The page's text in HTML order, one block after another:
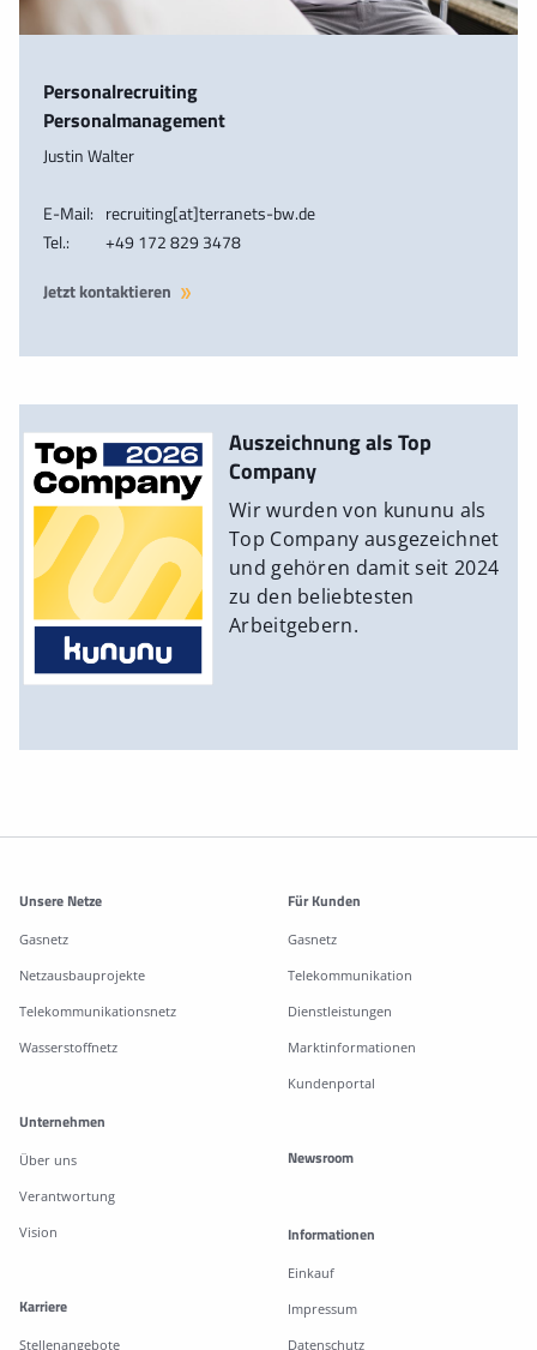
Personalrecruiting
Personalmanagement
Justin Walter
E-Mail: recruiting[at]terranets-bw.de
Tel.:
+49 172 829 3478
Jetzt kontaktieren
Auszeichnung als Top
Company
Wir wurden von kununu als
Top Company ausgezeichnet
und gehören damit seit 2024
zu den beliebtesten
Arbeitgebern.
Weitere Informationen
Unsere Netze
Gasnetz
Netzausbauprojekte
Telekommunikationsnetz
Wasserstoffnetz
Für Kunden
Gasnetz
Telekommunikation
Dienstleistungen
Marktinformationen
Kundenportal
Unternehmen
Über uns
Verantwortung
Vision
Karriere
Stellenangebote
Newsroom
Informationen
Einkauf
Impressum
Datenschutz